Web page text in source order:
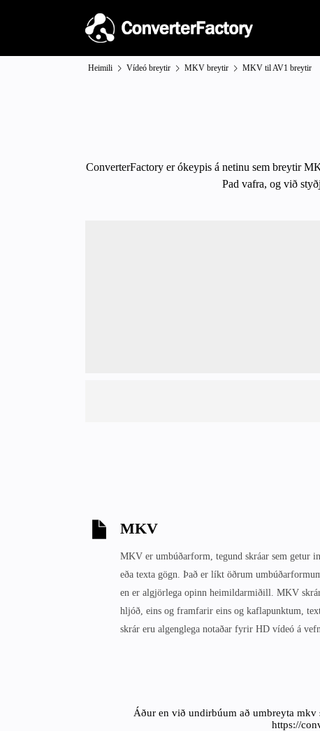
Heimili Vídeó breytir MKV breytir MKV til AV1 breytir
ConverterFactory er ókeypis á netinu sem breytir
Pad vafra, og við
MKV
MKV er umbúðarform, tegund skráar sem getur
eða texta gögn. Það er líkt öðrum
en er algjörlega opinn heimildarmiðill. MKV
hljóð, eins og framfarir eins og kaflapunktum,
skrár eru algenglega notaðar fyrir HD vídeó á
Áður en við undirbúum að umbreyta
https://